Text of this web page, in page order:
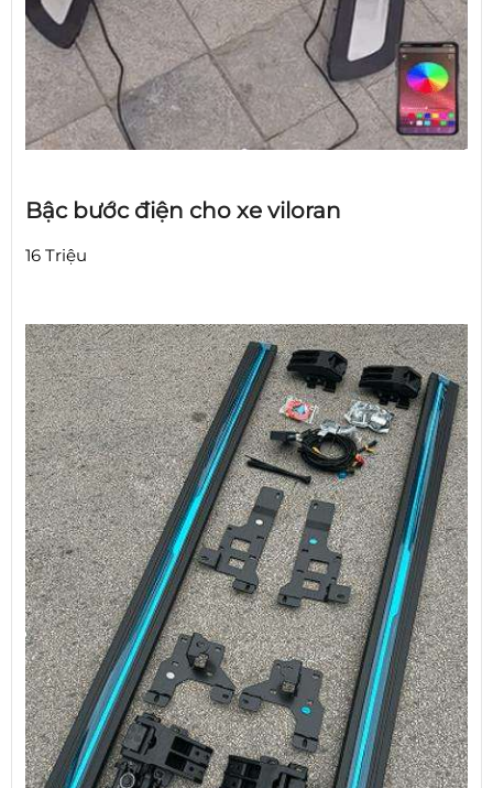
Bậc bước điện cho xe viloran
16 Triệu